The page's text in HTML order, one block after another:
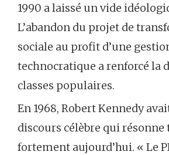
1990 a laissé un vide
L’abandon du projet de
sociale au profit d’une
technocratique a renforcé la
classes populaires.
En 1968, Robert Kennedy
discours célèbre qui
fortement aujourd’hui. « Le